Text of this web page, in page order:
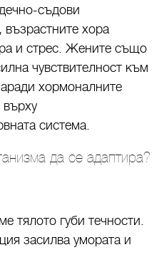
съдови
хора
и стрес. Жените също
чувствителност към
хормоналните
върху
система.
да се адаптира?
тялото губи течности.
засилва умората и